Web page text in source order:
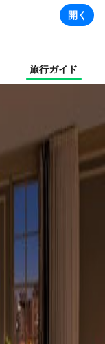
開く
旅行ガイド